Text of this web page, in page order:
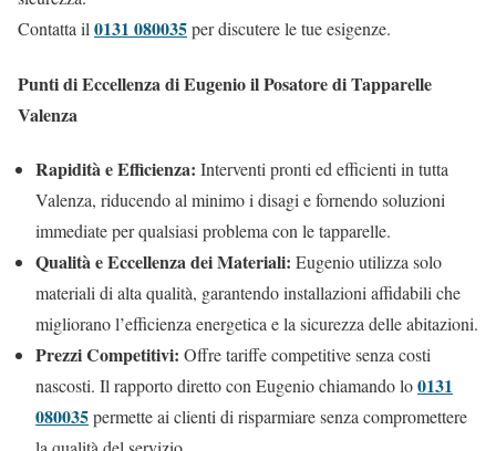
Contatta il0131 080035per discutere le tue esigenze.
Punti di Eccellenza di Eugenio il Posatore di Tapparelle
Valenza
Rapidità e Efficienza: Interventi pronti ed efficienti in tutta
Valenza, riducendo al minimo i disagi e fornendo soluzioni
immediate per qualsiasi problema con le tapparelle.
Qualità e Eccellenza dei Materiali: Eugenio utilizza solo
materiali di alta qualità, garantendo installazioni affidabili che
migliorano l’efficienza energetica e la sicurezza delle abitazioni.
Prezzi Competitivi: Offre tariffe competitive senza costi
nascosti. Il rapporto diretto con Eugenio chiamando lo0131
080035permette ai clienti di risparmiare senza compromettere